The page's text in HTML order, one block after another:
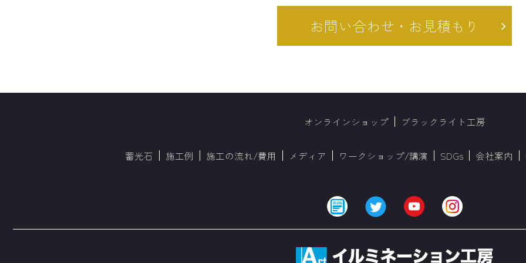
お問い合わせ・お見積もり
オンラインショップ ブラックライト工房
蓄光石 施工例 施工の流れ/費用 メディア ワークショップ/講演 SDGs 会社案内